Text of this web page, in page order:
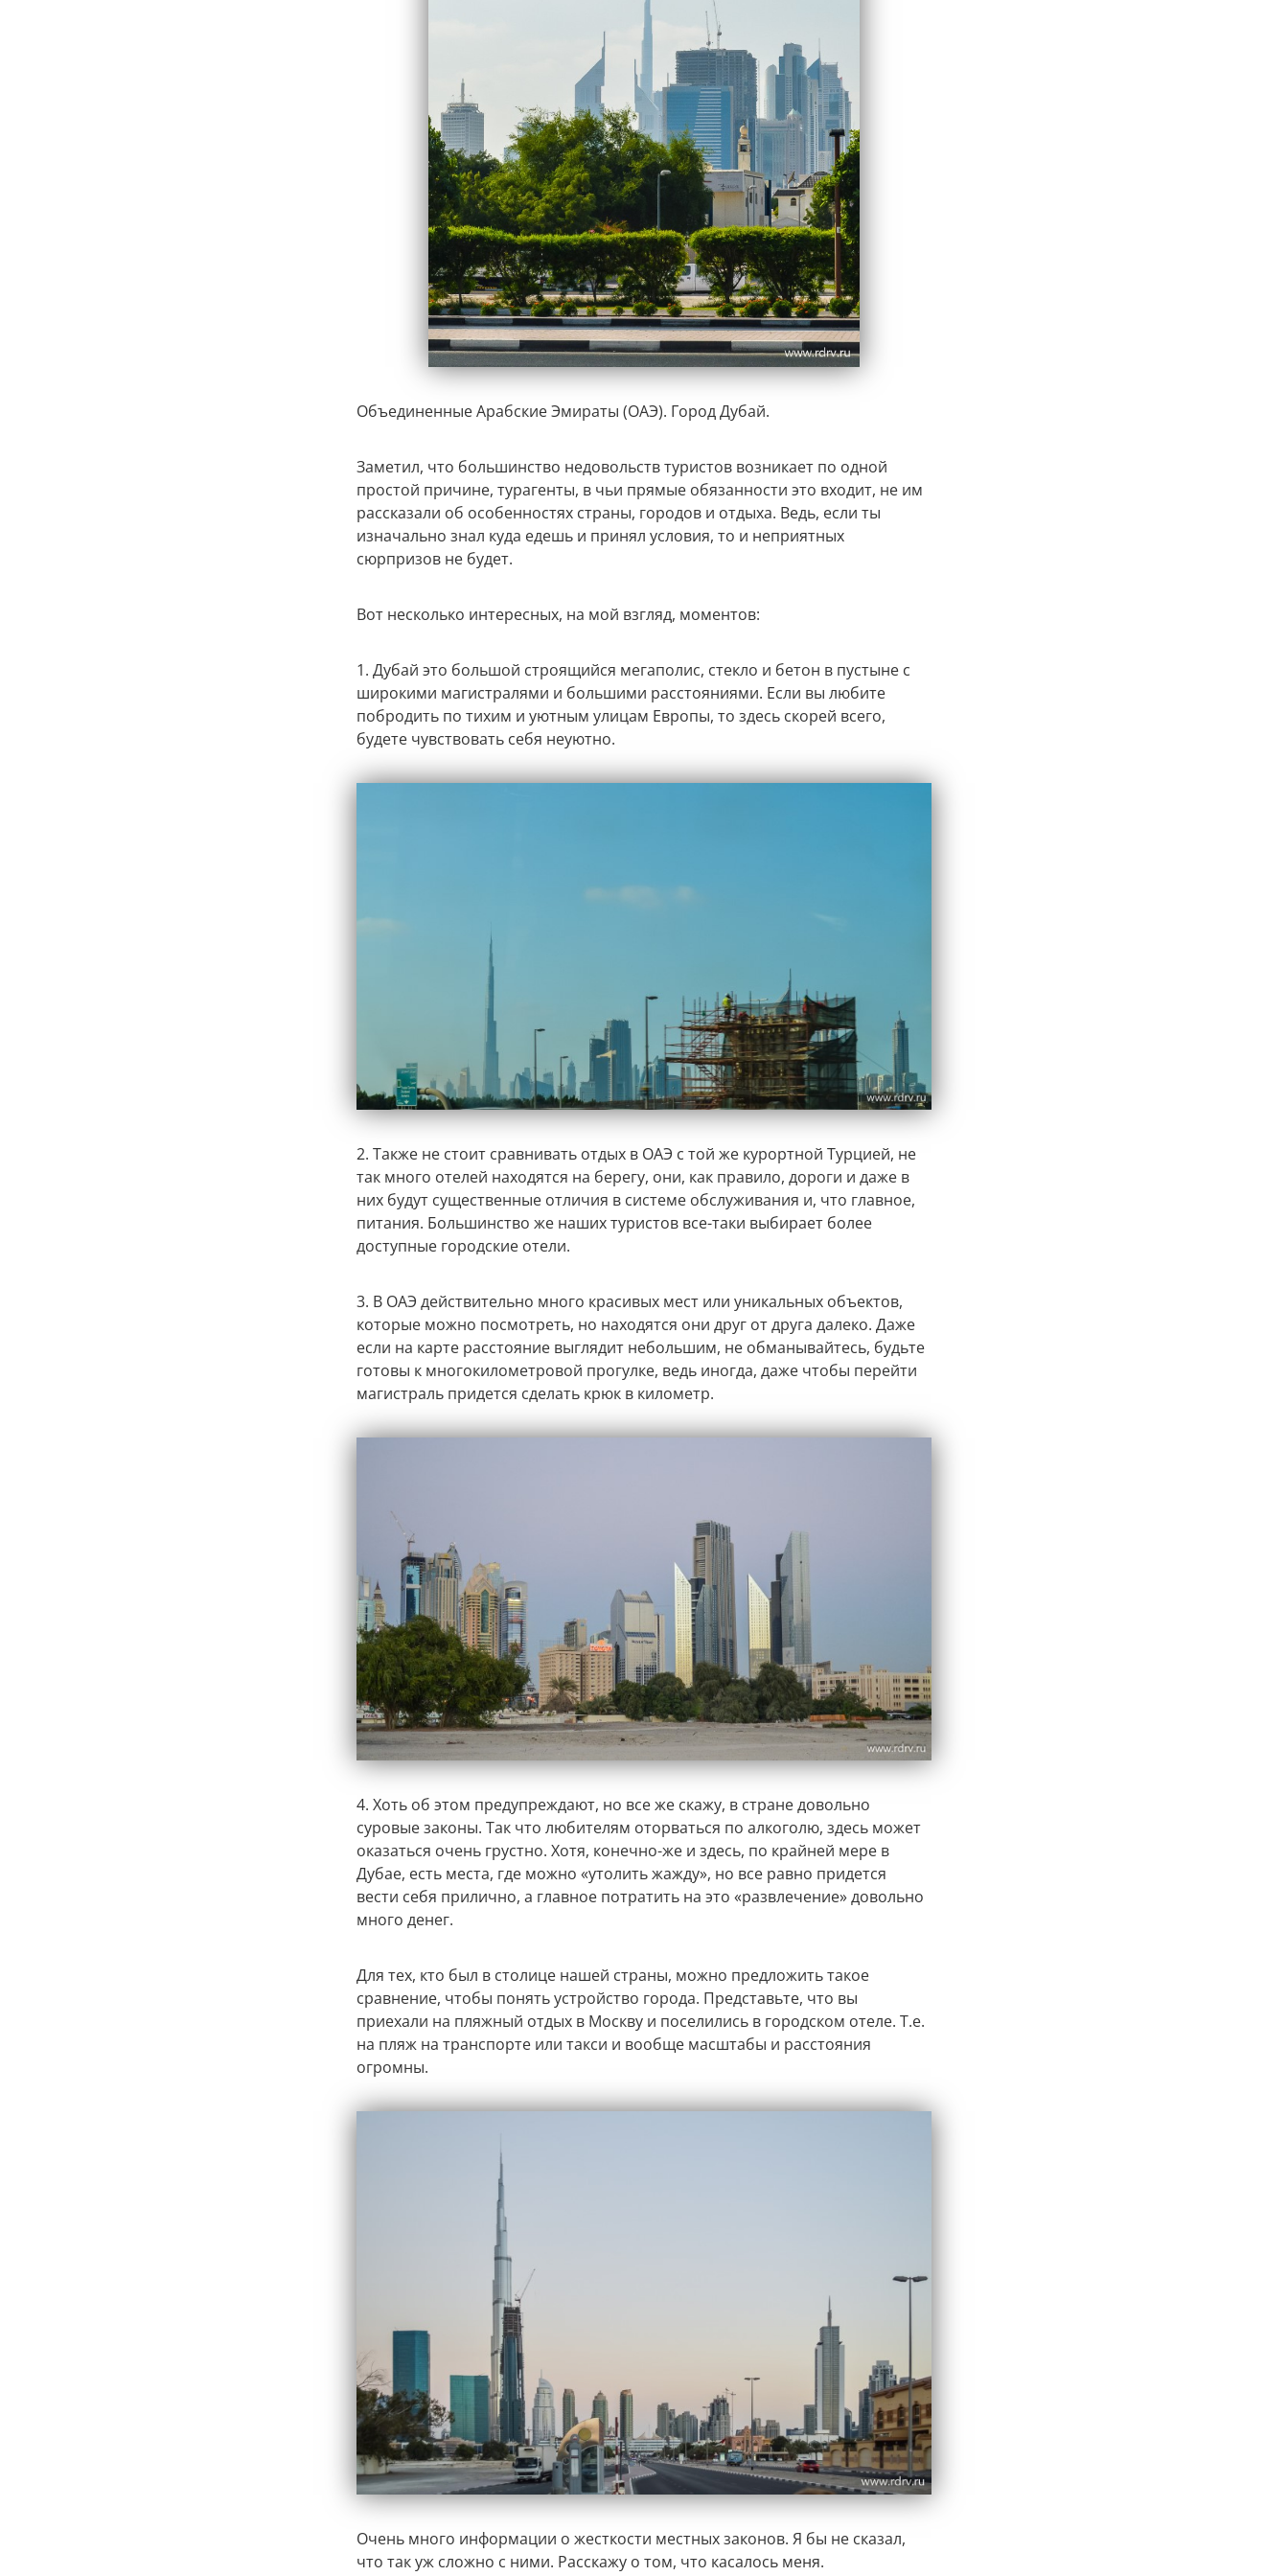
Объединенные Арабские Эмираты (ОАЭ). Город Дубай.
Заметил, что большинство недовольств туристов возникает по одной
простой причине, турагенты, в чьи прямые обязанности это входит, не им
рассказали об особенностях страны, городов и отдыха. Ведь, если ты
изначально знал куда едешь и принял условия, то и неприятных
сюрпризов не будет.
Вот несколько интересных, на мой взгляд, моментов:
1. Дубай это большой строящийся мегаполис, стекло и бетон в пустыне с
широкими магистралями и большими расстояниями. Если вы любите
побродить по тихим и уютным улицам Европы, то здесь скорей всего,
будете чувствовать себя неуютно.
2. Также не стоит сравнивать отдых в ОАЭ с той же курортной Турцией, не
так много отелей находятся на берегу, они, как правило, дороги и даже в
них будут существенные отличия в системе обслуживания и, что главное,
питания. Большинство же наших туристов все-таки выбирает более
доступные городские отели.
3. В ОАЭ действительно много красивых мест или уникальных объектов,
которые можно посмотреть, но находятся они друг от друга далеко. Даже
если на карте расстояние выглядит небольшим, не обманывайтесь, будьте
готовы к многокилометровой прогулке, ведь иногда, даже чтобы перейти
магистраль придется сделать крюк в километр.
4. Хоть об этом предупреждают, но все же скажу, в стране довольно
суровые законы. Так что любителям оторваться по алкоголю, здесь может
оказаться очень грустно. Хотя, конечно-же и здесь, по крайней мере в
Дубае, есть места, где можно «утолить жажду», но все равно придется
вести себя прилично, а главное потратить на это «развлечение» довольно
много денег.
Для тех, кто был в столице нашей страны, можно предложить такое
сравнение, чтобы понять устройство города. Представьте, что вы
приехали на пляжный отдых в Москву и поселились в городском отеле. Т.е.
на пляж на транспорте или такси и вообще масштабы и расстояния
огромны.
Очень много информации о жесткости местных законов. Я бы не сказал,
что так уж сложно с ними. Расскажу о том, что касалось меня.